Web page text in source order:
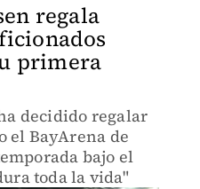
regala
primera
decidido regalar
el BayArena de
bajo el
toda la vida"